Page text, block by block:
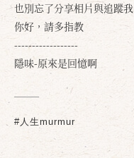
也別忘了分享相片與追蹤我
你好，請多指教
------------------
隱味-原來是回憶啊
#人生murmur